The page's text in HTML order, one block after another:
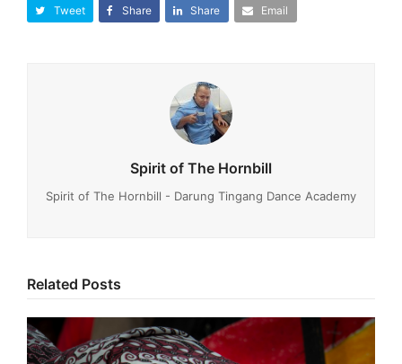
Tweet Share Share Email
Spirit of The Hornbill
Spirit of The Hornbill - Darung Tingang Dance Academy
Related Posts